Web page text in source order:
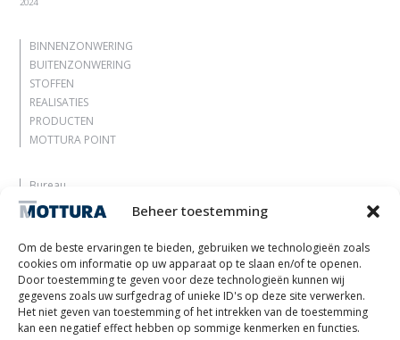
Beheer toestemming
Om de beste ervaringen te bieden, gebruiken we technologieën zoals
cookies om informatie op uw apparaat op te slaan en/of te openen.
Door toestemming te geven voor deze technologieën kunnen wij
gegevens zoals uw surfgedrag of unieke ID's op deze site verwerken.
Het niet geven van toestemming of het intrekken van de toestemming
kan een negatief effect hebben op sommige kenmerken en functies.
2024
BINNENZONWERING
BUITENZONWERING
STOFFEN
REALISATIES
PRODUCTEN
MOTTURA POINT
Bureau
Laat je inspireren
Contacten
Werk met ons
Gereserveerd gebied
Certificeringen
M2Net
Child Safety